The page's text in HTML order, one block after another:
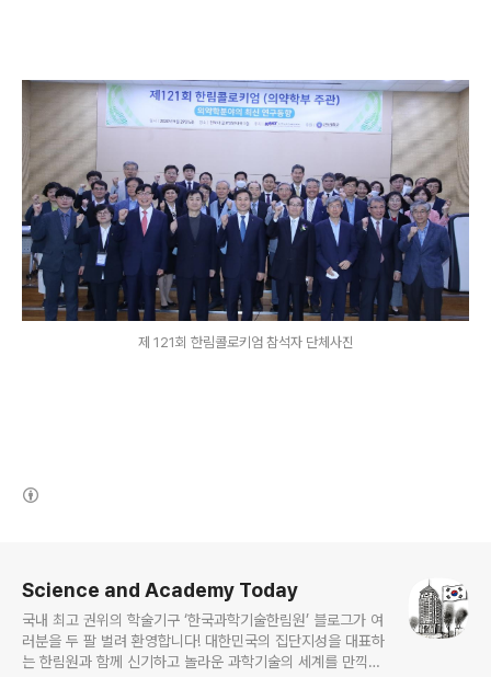
제 121회 한림콜로키엄 참석자 단체사진
Science and Academy Today
국내 최고 권위의 학술기구 ‘한국과학기술한림원’ 블로그가 여
러분을 두 팔 벌려 환영합니다! 대한민국의 집단지성을 대표하
는 한림원과 함께 신기하고 놀라운 과학기술의 세계를 만끽하